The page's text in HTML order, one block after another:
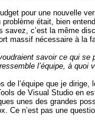
pour une nouvelle
était, bien
savez, c’est la même
massif nécessaire à la
savoir ce qui se
l’équipe, à quoi
l’équipe que je dirige,
de Visual Studio en
unes des grandes
Ce n’est pas une